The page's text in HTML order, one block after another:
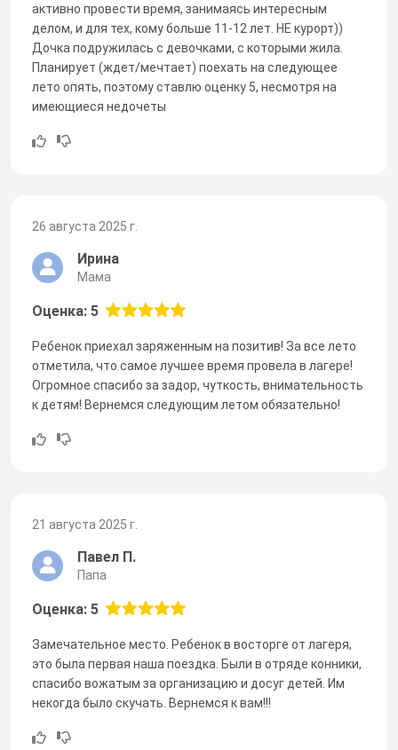
активно провести время, занимаясь интересным
делом, и для тех, кому больше 11-12 лет. НЕ курорт))
Дочка подружилась с девочками, с которыми жила.
Планирует (ждет/мечтает) поехать на следующее
лето опять, поэтому ставлю оценку 5, несмотря на
имеющиеся недочеты
26 августа 2025 г.
Ирина
Мама
Оценка: 5
Ребенок приехал заряженным на позитив! За все лето
отметила, что самое лучшее время провела в лагере!
Огромное спасибо за задор, чуткость, внимательность
к детям! Вернемся следующим летом обязательно!
21 августа 2025 г.
Павел П.
Папа
Оценка: 5
Замечательное место. Ребенок в восторге от лагеря,
это была первая наша поездка. Были в отряде конники,
спасибо вожатым за организацию и досуг детей. Им
некогда было скучать. Вернемся к вам!!!